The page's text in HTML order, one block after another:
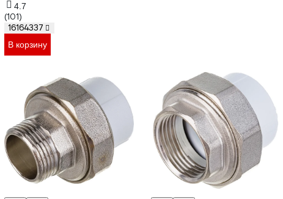
0227
4.7
(101)
16164337
В корзину